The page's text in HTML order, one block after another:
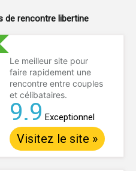
de rencontre libertine
Le meilleur site pour
faire rapidement une
rencontre entre couples
et célibataires.
9.9 Exceptionnel
Visitez le site »